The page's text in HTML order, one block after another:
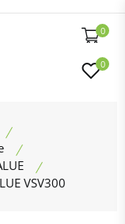
0
0
VSV300